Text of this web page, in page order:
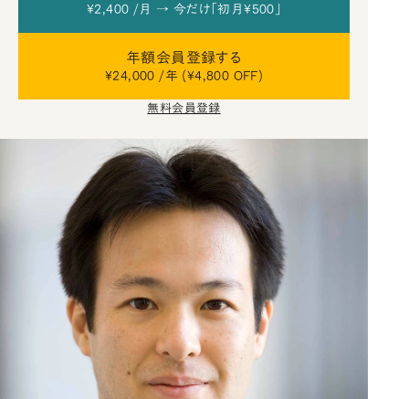
¥2,400 /月 → 今だけ「初月¥500」
年額会員登録する
¥24,000 /年 (¥4,800 OFF)
無料会員登録